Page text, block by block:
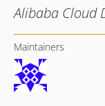
Alibaba Cloud
Maintainers